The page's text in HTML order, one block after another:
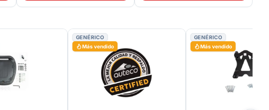
GENÉRICO
Más vendido
GENÉRICO
Más vendido